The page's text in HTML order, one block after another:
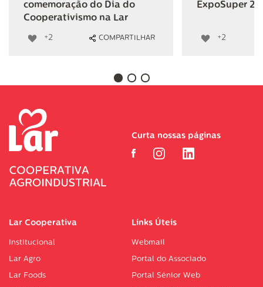
comemoração do Dia do
Cooperativismo na Lar
+2 COMPARTILHAR
ExpoSuper
+2
Lar Cooperativa
Institucional
Lar Agro
Lar Foods
Links Úteis
Webmail
Portal do Associado
Portal Sénior Web
Curta nossas páginas